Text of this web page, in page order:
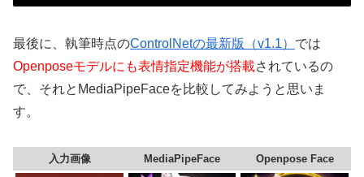
最後に、執筆時点のControlNetの最新版（v1.1） では
Openposeモデルにも表情指定機能が搭載されているの
で、それとMediaPipeFaceを比較してみようと思いま
す。
入力画像 MediaPipeFace Openpose Face